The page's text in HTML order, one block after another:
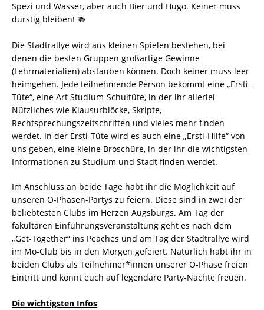
Spezi und Wasser, aber auch Bier und Hugo. Keiner muss
durstig bleiben! 🍻
Die Stadtrallye wird aus kleinen Spielen bestehen, bei
denen die besten Gruppen großartige Gewinne
(Lehrmaterialien) abstauben können. Doch keiner muss leer
heimgehen. Jede teilnehmende Person bekommt eine „Ersti-
Tüte“, eine Art Studium-Schultüte, in der ihr allerlei
Nützliches wie Klausurblöcke, Skripte,
Rechtsprechungszeitschriften und vieles mehr finden
werdet. In der Ersti-Tüte wird es auch eine „Ersti-Hilfe“ von
uns geben, eine kleine Broschüre, in der ihr die wichtigsten
Informationen zu Studium und Stadt finden werdet.
Im Anschluss an beide Tage habt ihr die Möglichkeit auf
unseren O-Phasen-Partys zu feiern. Diese sind in zwei der
beliebtesten Clubs im Herzen Augsburgs. Am Tag der
fakultären Einführungsveranstaltung geht es nach dem
„Get-Together“ ins Peaches und am Tag der Stadtrallye wird
im Mo-Club bis in den Morgen gefeiert. Natürlich habt ihr in
beiden Clubs als Teilnehmer*innen unserer O-Phase freien
Eintritt und könnt euch auf legendäre Party-Nächte freuen.
Die wichtigsten Infos